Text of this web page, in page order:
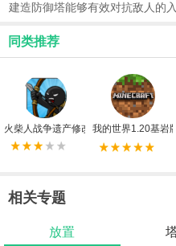
建造防御塔能够有效对抗敌人的
同类推荐
火柴人战争遗产修改器FF版我的世界1.20基岩
相关专题
放置